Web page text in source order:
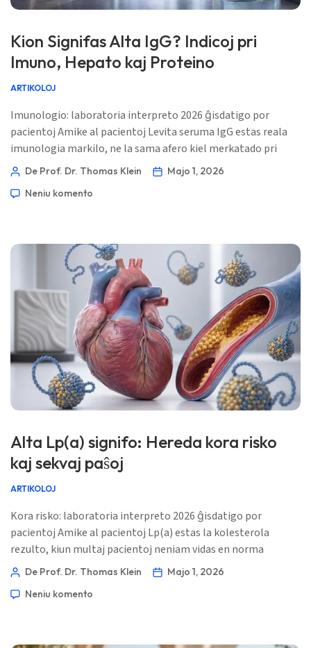
Kion Signifas Alta IgG? Indicoj pri
Imuno, Hepato kaj Proteino
ARTIKOLOJ
Imunologio: laboratoria interpreto 2026 ĝisdatigo por
pacientoj Amike al pacientoj Levita seruma IgG estas reala
imunologia markilo, ne la sama afero kiel merkatado pri
manĝa IgG-maltoleremo. Kuracistoj legas ĝin kune kun
proteina elektroforezo. 📖 ~11 minutoj 📅 la 1-an de majo
De Prof. Dr. Thomas Klein
Majo 1, 2026
Neniu komento
Alta Lp(a) signifo: Hereda kora risko
kaj sekvaj paŝoj
ARTIKOLOJ
Kora risko: laboratoria interpreto 2026 ĝisdatigo por
pacientoj Amike al pacientoj Lp(a) estas la kolesterola
rezulto, kiun multaj pacientoj neniam vidas en norma
lipidpanelo. Kiam ĝi estas alta, la rakonto ofte estas
2026 📝 Publikigita: la 1-an de majo 2026 🩺 Medicina revizio:
De Prof. Dr. Thomas Klein
Majo 1, 2026
Neniu komento